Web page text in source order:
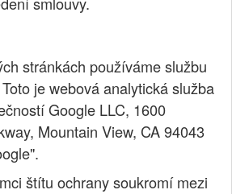
stránkách používáme službu
je webová analytická služba
Google LLC, 1600
Mountain View, CA 94043
štítu ochrany soukromí mezi